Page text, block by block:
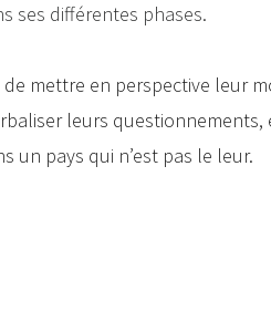
ses différentes phases.
mettre en perspective leur
leurs questionnements,
un pays qui n’est pas le leur.